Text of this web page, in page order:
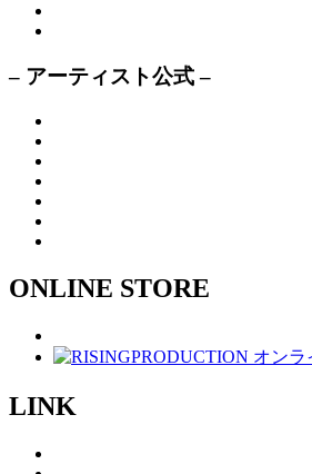
– アーティスト公式 –
ONLINE STORE
LINK